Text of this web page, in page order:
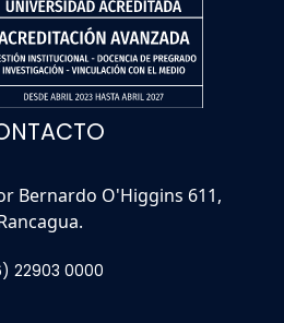
Bernardo O'Higgins 611,
22903 0000